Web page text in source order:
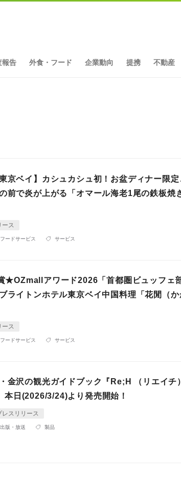
報告 外食・フード 企業動向 提携 不動産
京ベイ】カシュカシュ初！お盆ディナー限定
前で炎が上がる「オマール海老1尾の鉄板焼
ース
ードサービス サービス
★OZmallアワード2026「首都圏ビュッフェ
ライトンホテル東京ベイ中国料理「花閒（か
ース
ードサービス サービス
金沢の観光ガイドブック『Re;H （リエイチ
日(2026/3/24)より発売開始！
レスリリース
版・放送 製品